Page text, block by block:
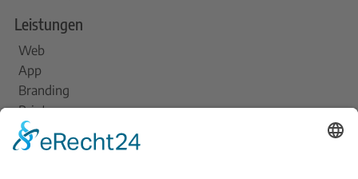
Leistungen
Web
App
Branding
Print